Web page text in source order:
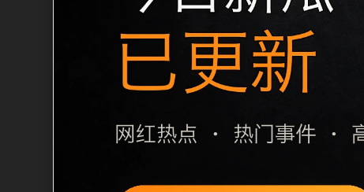
网红情侣黑料不打烊翻车事件移动端专题
伸阅读方向。本站在整理内容时优先保持
通常先看标题是否明确，再看摘要是否说
一篇和 sitemap 入口，让重要页面点击深